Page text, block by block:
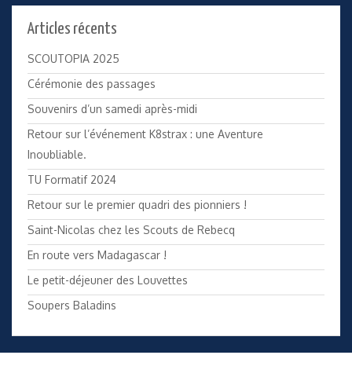
Articles récents
SCOUTOPIA 2025
Cérémonie des passages
Souvenirs d’un samedi après-midi
Retour sur l’événement K8strax : une Aventure
Inoubliable.
TU Formatif 2024
Retour sur le premier quadri des pionniers !
Saint-Nicolas chez les Scouts de Rebecq
En route vers Madagascar !
Le petit-déjeuner des Louvettes
Soupers Baladins